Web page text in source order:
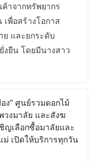
าจากทรัพยากร
พื่อสร้างโอกาส
ย และยกระดับ
ยืน โดยมีนางสาว
ง” ศูนย์รวมดอกไม้
วงมาลัย และสังฆ
เลือกซื้อมาลัยและ
เปิดให้บริการทุกวัน